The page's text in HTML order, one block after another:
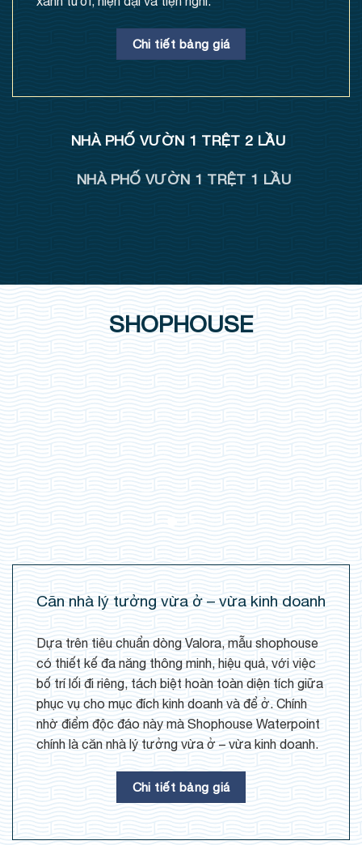
Chi tiết bảng giá
NHÀ PHỐ VƯỜN 1 TRỆT 2 LẦU
NHÀ PHỐ VƯỜN 1 TRỆT 1 LẦU
SHOPHOUSE
Căn nhà lý tưởng vừa ở – vừa kinh doanh
Dựa trên tiêu chuẩn dòng Valora, mẫu shophouse
có thiết kế đa năng thông minh, hiệu quả, với việc
bố trí lối đi riêng, tách biệt hoàn toàn diện tích giữa
phục vụ cho mục đích kinh doanh và để ở. Chính
nhờ điểm độc đáo này mà Shophouse Waterpoint
chính là căn nhà lý tưởng vừa ở – vừa kinh doanh.
Chi tiết bảng giá